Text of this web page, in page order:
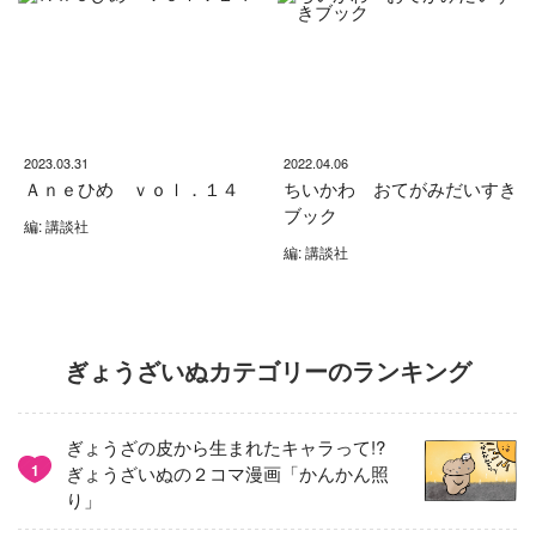
2023.03.31
Ａｎｅひめ ｖｏｌ．１４
編: 講談社
2022.04.06
ちいかわ おてがみだいすき
ブック
編: 講談社
ぎょうざいぬカテゴリーのランキング
1
ぎょうざの皮から生まれたキャラって!?
ぎょうざいぬの２コマ漫画「かんかん照
り」